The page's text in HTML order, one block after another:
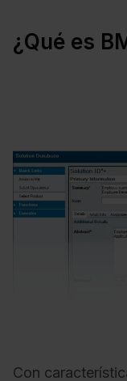
¿Qué es
Con